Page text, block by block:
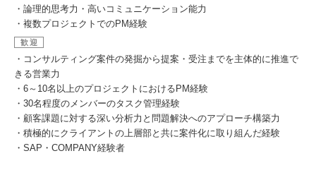
・論理的思考力・高いコミュニケーション能力
・複数プロジェクトでのPM経験
歓迎
・コンサルティング案件の発掘から提案・受注までを主体的に推進で
きる営業力
・6～10名以上のプロジェクトにおけるPM経験
・30名程度のメンバーのタスク管理経験
・顧客課題に対する深い分析力と問題解決へのアプローチ構築力
・積極的にクライアントの上層部と共に案件化に取り組んだ経験
・SAP・COMPANY経験者